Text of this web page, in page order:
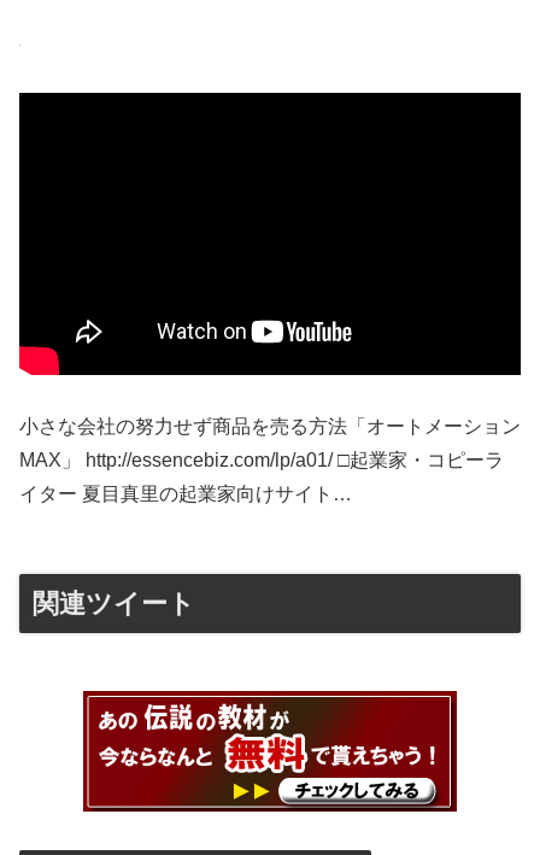
小さな会社の努力せず商品を売る方法「オートメーション
MAX」 http://essencebiz.com/lp/a01/ □起業家・コピーラ
イター 夏目真里の起業家向けサイト…
関連ツイート